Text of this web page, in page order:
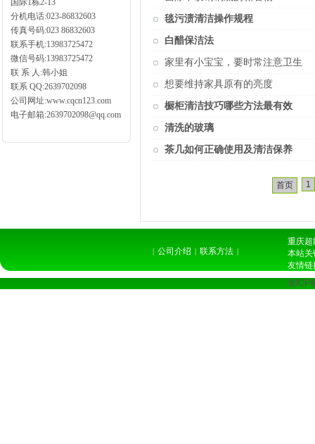
毯污渍清洁操作规程
白醋保洁法
家里有小宝宝，要时常注意卫生
想要维持家具原有的亮度
橱柜清洁技巧哪些方法最有效
清洗的玻璃
茶几如何正确使用及清洁保养
首页 1
国际1栋2-13
分机电话:023-86832603
传真号码:023 86832603
联系手机:13983725472
微信号码:13983725472
联 系 人:韩小姐
联系 QQ:2639702098
公司网址:www.cqcn123.com
电子邮箱:2639702098@qq.com
| 公司介绍 | 联系方法 |
重庆
本站关
友情链
渝ICP